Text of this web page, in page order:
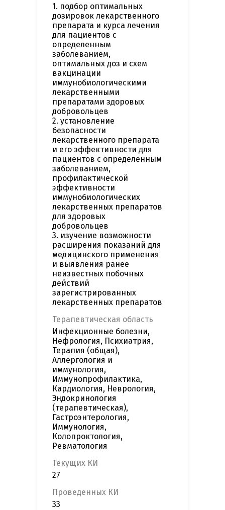
1. подбор оптимальных
дозировок лекарственного
препарата и курса лечения
для пациентов с
определенным
заболеванием,
оптимальных доз и схем
вакцинации
иммунобиологическими
лекарственными
препаратами здоровых
добровольцев
2. установление
безопасности
лекарственного препарата
и его эффективности для
пациентов с определенным
заболеванием,
профилактической
эффективности
иммунобиологических
лекарственных препаратов
для здоровых
добровольцев
3. изучение возможности
расширения показаний для
медицинского применения
и выявления ранее
неизвестных побочных
действий
зарегистрированных
лекарственных препаратов
Терапевтическая область
Инфекционные болезни,
Нефрология, Психиатрия,
Терапия (общая),
Аллергология и
иммунология,
Иммунопрофилактика,
Кардиология, Неврология,
Эндокринология
(терапевтическая),
Гастроэнтерология,
Иммунология,
Колопроктология,
Ревматология
Текущих КИ
27
Проведенных КИ
33